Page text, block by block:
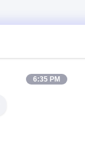
6:35 PM